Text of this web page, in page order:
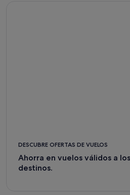
DESCUBRE OFERTAS DE VUELOS
Ahorra en vuelos válidos a
destinos.